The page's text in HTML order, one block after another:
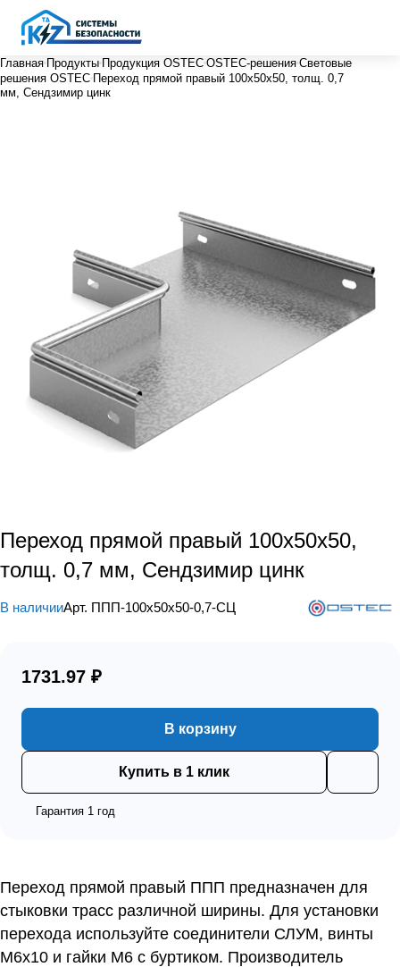
Главная Продукты Продукция OSTEC OSTEC-решения Световые
решения OSTEC Переход прямой правый 100х50х50, толщ. 0,7
мм, Сендзимир цинк
Переход прямой правый 100х50х50,
толщ. 0,7 мм, Сендзимир цинк
В наличииАрт. ППП-100х50х50-0,7-СЦ
1731.97 ₽
В корзину
Купить в 1 клик
Гарантия 1 год
Переход прямой правый ППП предназначен для
стыковки трасс различной ширины. Для установки
перехода используйте соединители СЛУМ, винты
М6х10 и гайки М6 с буртиком. Производитель